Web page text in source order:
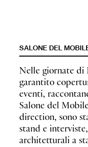
SALONE DEL
Nelle giornate di
garantito
eventi,
Salone del
direction, sono
stand e
architetturali a